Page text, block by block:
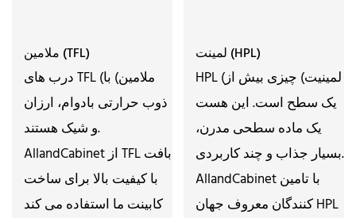
ملامین (TFL)
درب های TFL (ملامین) با
ذوب حرارتی بادوام، ارزان
و شیک هستند.
AllandCabinet از TFL بافت
با کیفیت بالا برای ساخت
کابینت ما استفاده می کند
لمینت (HPL)
HPL (لمینیت) چیزی بیش از
یک سطح است. این هست
یک ماده سطحی مدرن،
بسیار جذاب و چند کاربردی.
AllandCabinet با تامین
کنندگان معروف جهان HPL